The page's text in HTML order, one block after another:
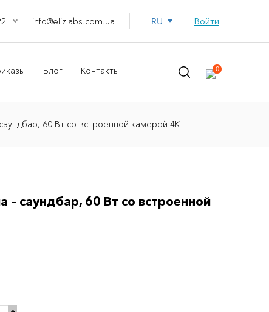
info@elizlabs.com.ua Войти
Блог Контакты 0
60 Вт со встроенной камерой 4К
– саундбар, 60 Вт со встроенной